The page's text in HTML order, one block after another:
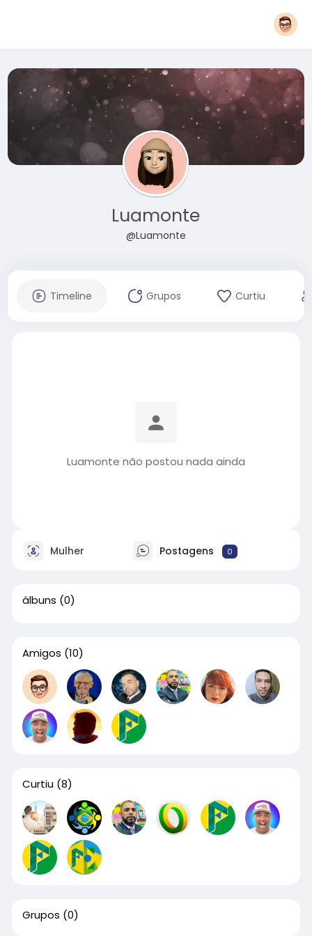
Luamonte
@Luamonte
Timeline Grupos Curtiu
Luamonte não postou nada ainda
Mulher Postagens 0
álbuns (0)
Amigos (10)
Curtiu (8)
Grupos (0)